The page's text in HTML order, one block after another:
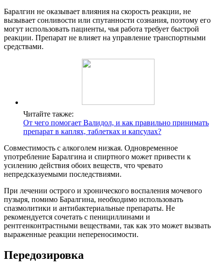
Баралгин не оказывает влияния на скорость реакции, не
вызывает сонливости или спутанности сознания, поэтому его
могут использовать пациенты, чья работа требует быстрой
реакции. Препарат не влияет на управление транспортными
средствами.
Читайте также:
От чего помогает Валидол, и как правильно принимать
препарат в каплях, таблетках и капсулах?
Совместимость с алкоголем низкая. Одновременное
употребление Баралгина и спиртного может привести к
усилению действия обоих веществ, что чревато
непредсказуемыми последствиями.
При лечении острого и хронического воспаления мочевого
пузыря, помимо Баралгина, необходимо использовать
спазмолитики и антибактериальные препараты. Не
рекомендуется сочетать с пенициллинами и
рентгенконтрастными веществами, так как это может вызвать
выраженные реакции непереносимости.
Передозировка